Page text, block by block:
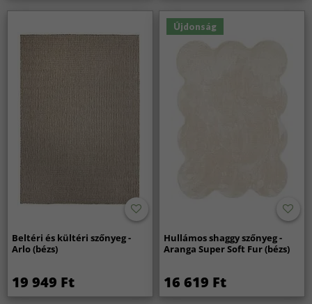
Beltéri és kültéri szőnyeg -
Arlo (bézs)
19 949 Ft
Újdonság
Hullámos shaggy szőnyeg -
Aranga Super Soft Fur (bézs)
16 619 Ft